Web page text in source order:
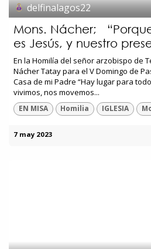
delfinalagos22
Mons. Nácher;
es Jesús, y nuestro
En la Homilía del señor arzobispo de
Nácher Tatay para el V Domingo de
Casa de mi Padre “Hay lugar para
vivimos, nos movemos...
EN MISA Homilia IGLESIA
7 may 2023